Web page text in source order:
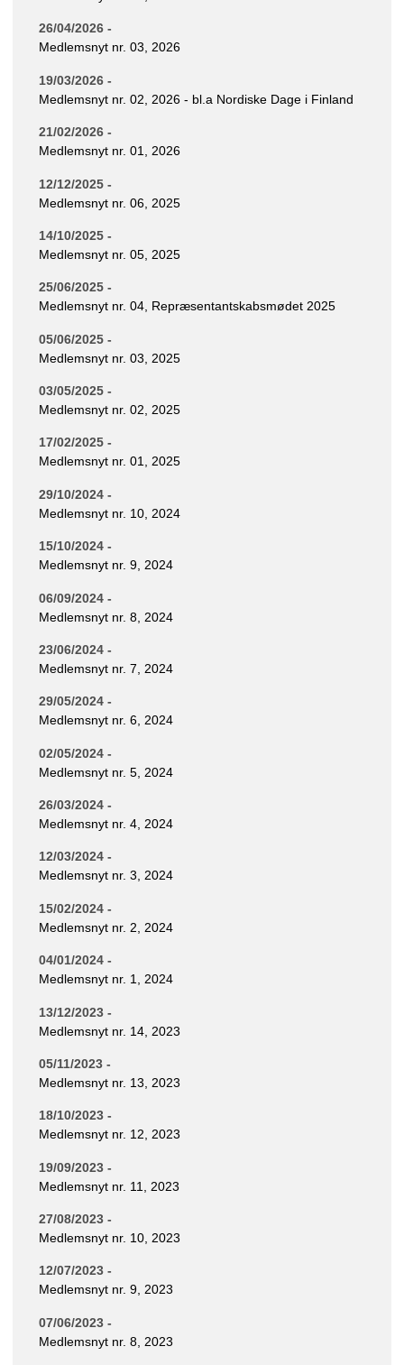
26/04/2026 -
Medlemsnyt nr. 03, 2026
19/03/2026 -
Medlemsnyt nr. 02, 2026 - bl.a Nordiske Dage i Finland
21/02/2026 -
Medlemsnyt nr. 01, 2026
12/12/2025 -
Medlemsnyt nr. 06, 2025
14/10/2025 -
Medlemsnyt nr. 05, 2025
25/06/2025 -
Medlemsnyt nr. 04, Repræsentantskabsmødet 2025
05/06/2025 -
Medlemsnyt nr. 03, 2025
03/05/2025 -
Medlemsnyt nr. 02, 2025
17/02/2025 -
Medlemsnyt nr. 01, 2025
29/10/2024 -
Medlemsnyt nr. 10, 2024
15/10/2024 -
Medlemsnyt nr. 9, 2024
06/09/2024 -
Medlemsnyt nr. 8, 2024
23/06/2024 -
Medlemsnyt nr. 7, 2024
29/05/2024 -
Medlemsnyt nr. 6, 2024
02/05/2024 -
Medlemsnyt nr. 5, 2024
26/03/2024 -
Medlemsnyt nr. 4, 2024
12/03/2024 -
Medlemsnyt nr. 3, 2024
15/02/2024 -
Medlemsnyt nr. 2, 2024
04/01/2024 -
Medlemsnyt nr. 1, 2024
13/12/2023 -
Medlemsnyt nr. 14, 2023
05/11/2023 -
Medlemsnyt nr. 13, 2023
18/10/2023 -
Medlemsnyt nr. 12, 2023
19/09/2023 -
Medlemsnyt nr. 11, 2023
27/08/2023 -
Medlemsnyt nr. 10, 2023
12/07/2023 -
Medlemsnyt nr. 9, 2023
07/06/2023 -
Medlemsnyt nr. 8, 2023